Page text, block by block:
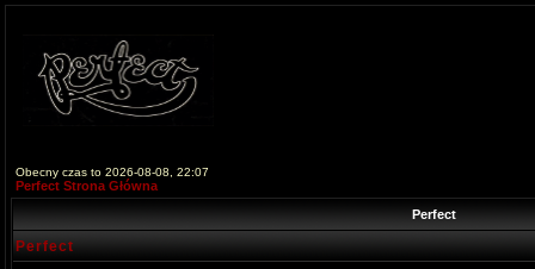
Obecny czas to 2026-08-08, 22:07
Perfect Strona Główna
Perfect
Perfect